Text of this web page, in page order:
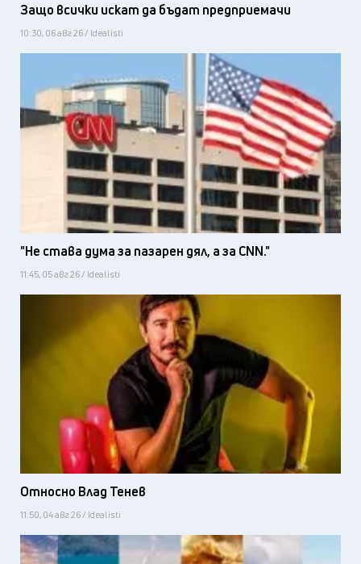
Защо всички искат да бъдат предприемачи
10:30, 06 авг 26 / Idealisti
"Не става дума за пазарен дял, а за CNN."
11:45, 05 авг 26 / Idealisti
Относно Влад Тенев
11:50, 04 авг 26 / Idealisti